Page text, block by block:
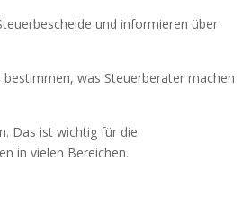
und informieren über
was Steuerberater machen
Das ist wichtig für die
in vielen Bereichen.